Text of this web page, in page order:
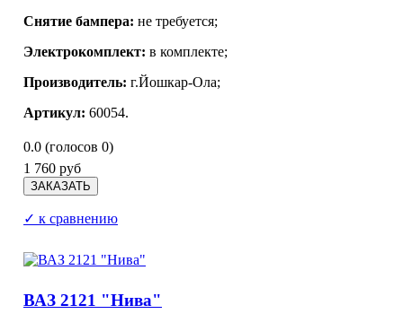
Снятие бампера: не требуется;
Электрокомплект: в комплекте;
Производитель: г.Йошкар-Ола;
Артикул: 60054.
0.0 (голосов 0)
1 760 руб
✓ к сравнению
ВАЗ 2121 "Нива"